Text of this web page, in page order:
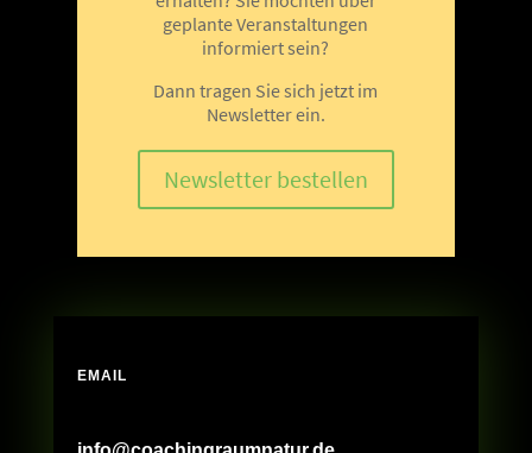
geplante Veranstaltungen
informiert sein?
Dann tragen Sie sich jetzt im
Newsletter ein.
Newsletter bestellen
EMAIL